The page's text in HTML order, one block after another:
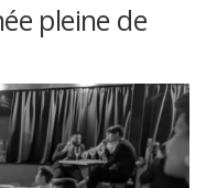
Management
CARRIÈRE
pleine de